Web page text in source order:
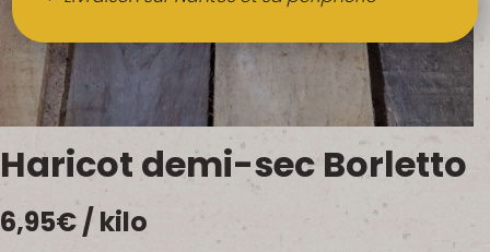
QUI SOMMES-NOUS ?
FRUITS BIO AU BUREAU
NOS PRODUCTEURS
NOS MARCHÉS
Haricot demi-sec Borletto
6,95€/ kilo